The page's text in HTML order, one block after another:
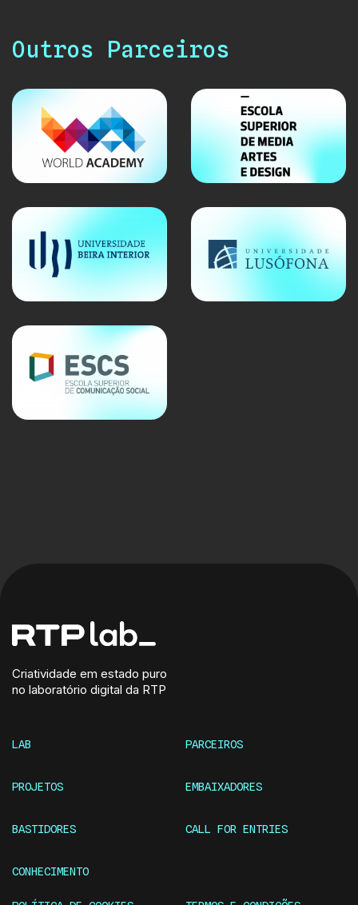
Outros Parceiros
Criatividade em estado puro
no laboratório digital da RTP
LAB
PROJETOS
BASTIDORES
CONHECIMENTO
PARCEIROS
EMBAIXADORES
CALL FOR ENTRIES